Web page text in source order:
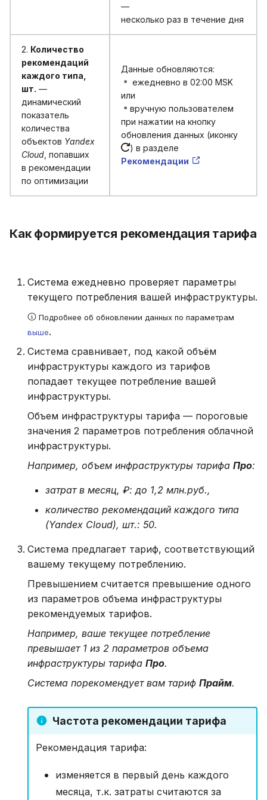
—
несколько раз в течение дня
2. Количество
рекомендаций
каждого типа,
шт. —
динамический
показатель
количества
объектов Yandex
Cloud, попавших
в рекомендации
по оптимизации
Данные обновляются:
ежедневно в 02:00 MSK
или
вручную пользователем
при нажатии на кнопку
обновления данных (иконку
) в разделе
Рекомендации
Как формируется рекомендация тарифа
Система ежедневно проверяет параметры
текущего потребления вашей инфраструктуры.
Подробнее об обновлении данных по параметрам
выше.
Система сравнивает, под какой объём
инфраструктуры каждого из тарифов
попадает текущее потребление вашей
инфраструктуры.
Объем инфраструктуры тарифа — пороговые
значения 2 параметров потребления облачной
инфраструктуры.
Например, объем инфраструктуры тарифа Про:
затрат в месяц, ₽: до 1,2 млн.руб.,
количество рекомендаций каждого типа
(Yandex Cloud), шт.: 50.
Система предлагает тариф, соответствующий
вашему текущему потреблению.
Превышением считается превышение одного
из параметров объема инфраструктуры
рекомендуемых тарифов.
Например, ваше текущее потребление
превышает 1 из 2 параметров объема
инфраструктуры тарифа Про.
Система порекомендует вам тариф Прайм.
Частота рекомендации тарифа
Рекомендация тарифа:
изменяется в первый день каждого
месяца, т.к. затраты считаются за